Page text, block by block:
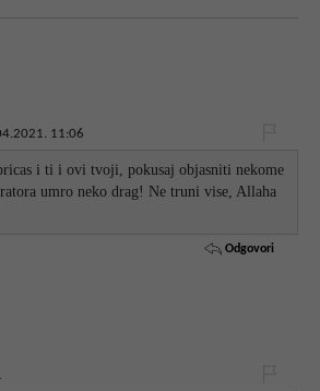
11:06
i ti i ovi tvoji, pokusaj objasniti nekome
umro neko drag! Ne truni vise, Allaha
Odgovori